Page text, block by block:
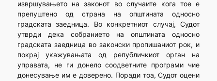
извршувањето на законот во случаите кога тое е
препуштено од страна на општината односно
градската заедница. Во конкретниот случај, Судот
утврди дека собранието на општината односно
градската заедница во законски пропишаниот рок, и
покрај укажувањата од републичкиот орган на
управата, не ги донело соодветните програми чие
донесување им е доверено. Поради тоа, Судот оцени